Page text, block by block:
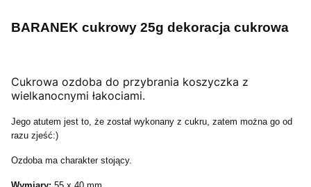
BARANEK cukrowy 25g dekoracja cukrowa
Cukrowa ozdoba do przybrania koszyczka z
wielkanocnymi łakociami.
Jego atutem jest to, że został wykonany z cukru, zatem można go od
razu zjeść:)
Ozdoba ma charakter stojący.